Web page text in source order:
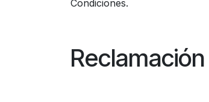
Condiciones.